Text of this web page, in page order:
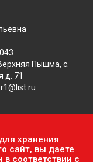
Пышма, с.
д. 71
исключительно
условиях не
положениями ч.2
хранения
сайт, вы даете
соответствии с